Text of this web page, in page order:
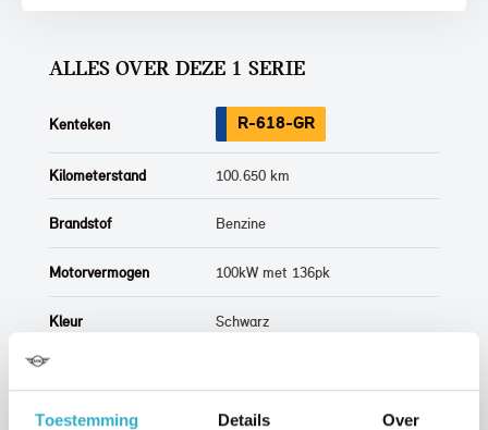
Toestemming Details Over
ALLES OVER DEZE 1 SERIE
Kenteken R-618-GR
Kilometerstand 100.650 km
Brandstof Benzine
Motorvermogen 100kW met 136pk
Kleur Schwarz
Btw/Marge BTW